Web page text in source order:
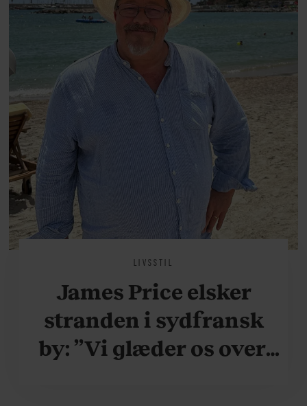
livsglæde, han nægter at give slip
på.
LIVSSTIL
James Price elsker
stranden i sydfransk
by: ”Vi glæder os over,